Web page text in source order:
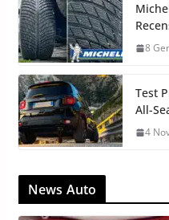
8
Test
All-
4
News Auto